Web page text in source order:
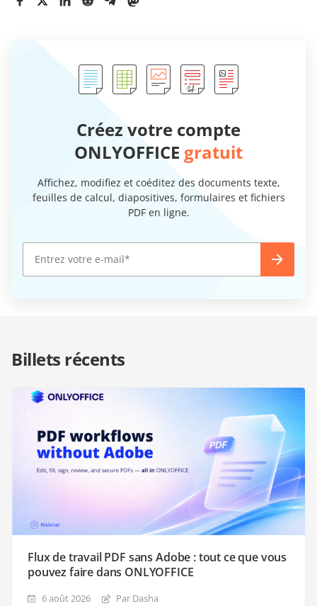
Créez votre compte
ONLYOFFICE gratuit
Affichez, modifiez et coéditez des documents texte,
feuilles de calcul, diapositives, formulaires et fichiers
PDF en ligne.
Billets récents
Flux de travail PDF sans Adobe : tout ce que vous
pouvez faire dans ONLYOFFICE
6 août 2026 Par Dasha